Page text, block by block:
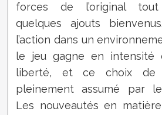
forces de l’original
quelques ajouts
l’action dans un
le jeu gagne en intensité
liberté, et ce choix de
pleinement assumé par
Les nouveautés en